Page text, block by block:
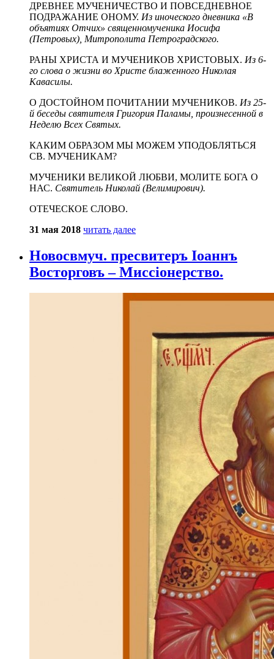
ДРЕВНЕЕ МУЧЕНИЧЕСТВО И ПОВСЕДНЕВНОЕ
ПОДРАЖАНИЕ ОНОМУ. Из иноческого дневника «В
объятиях Отчих» священномученика Иосифа
(Петровых), Митрополита Петроградского.
РАНЫ ХРИСТА И МУЧЕНИКОВ ХРИСТОВЫХ. Из 6-
го слова о жизни во Христе блаженного Николая
Кавасилы.
О ДОСТОЙНОМ ПОЧИТАНИИ МУЧЕНИКОВ. Из 25-
й беседы святителя Григория Паламы, произнесенной в
Неделю Всех Святых.
КАКИМ ОБРАЗОМ МЫ МОЖЕМ УПОДОБЛЯТЬСЯ
СВ. МУЧЕНИКАМ?
МУЧЕНИКИ ВЕЛИКОЙ ЛЮБВИ, МОЛИТЕ БОГА О
НАС. Святитель Николай (Велимирович).
ОТЕЧЕСКОЕ СЛОВО.
31 мая 2018 читать далее
Новосвмуч. пресвитеръ Іоаннъ
Восторговъ – Миссіонерство.